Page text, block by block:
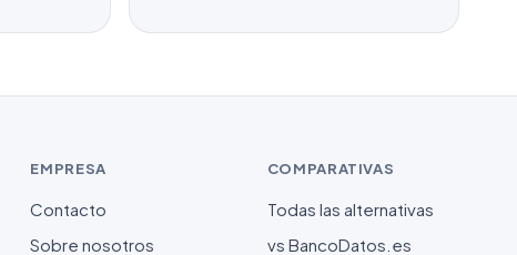
EMPRESA
Contacto
Sobre nosotros
COMPARATIVAS
Todas las alternativas
vs BancoDatos.es